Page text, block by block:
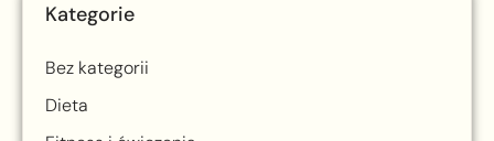
Kategorie
Bez kategorii
Dieta